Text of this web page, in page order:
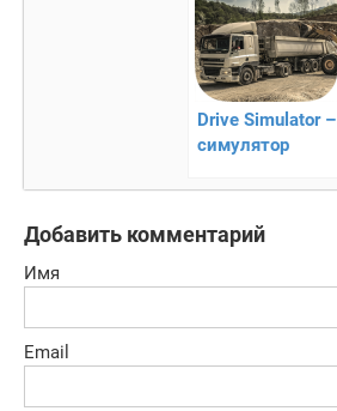
Drive Simulator –
симулятор
Добавить комментарий
Имя
Email